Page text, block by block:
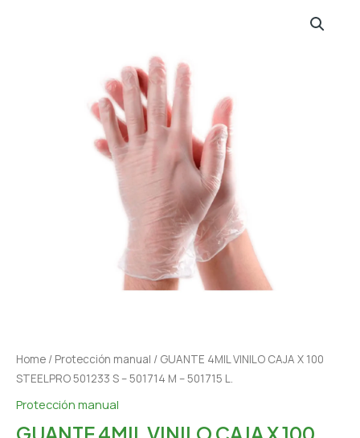
Home / Protección manual / GUANTE 4MIL VINILO CAJA X 100
STEELPRO 501233 S – 501714 M – 501715 L.
Protección manual
GUANTE 4MIL VINILO CAJA X 100